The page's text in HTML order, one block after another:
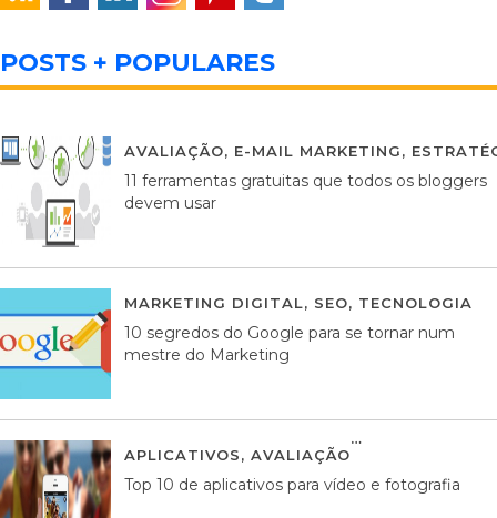
POSTS + POPULARES
AVALIAÇÃO, E-MAIL MARKETING,
11 ferramentas gratuitas que todos os bloggers
devem usar
MARKETING DIGITAL, SEO, TECNOLOGIA
10 segredos do Google para se tornar num
mestre do Marketing
APLICATIVOS, AVALIAÇÃO
Top 10 de aplicativos para vídeo e fotografia